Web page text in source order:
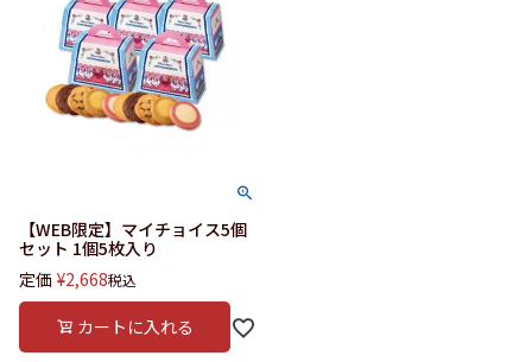
【WEB限定】マイチョイス5個
セット 1個5枚入り
定価 ¥2,668税込
カートに入れる